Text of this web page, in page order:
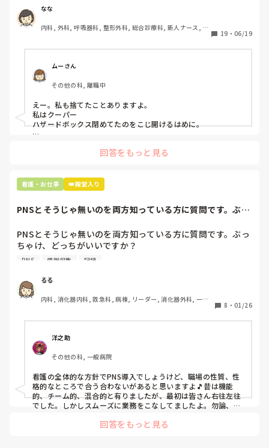
ゴミと一緒に、ノリで鑷子達を捨てました。。
患者に使用した物品は使い捨て、という認識が頭の中にあっ
て…。
プリセプターに
「普通鑷子捨てる！？明らかに使い捨てて良いような安物じ
ゃないよね？」
「そんなミスした新人、あなたが初めてだよ」
と言われました。。
たしかに、よくよく考えてみれば
手術室で使った物品も全部滅菌して使いまわすし、
なんで頭回らなかったんだろう😭
市長さんは、
患者さんに迷惑かけたわけじゃないから大丈夫、
自分が情けなくて情けなくて😭
こんなバカな私をせめて笑い飛ばしてください笑
なな
内科, 外科, 呼吸器科, 整形外科, 総合診療科, 新人ナース, 脳
19 ・ 06/19
ムーさん
その他の科, 離職中
えー。私も捨てたことありますよ。
私はクーパー
ハザードボックス閉めてたのをこじ開けるはめに。
に出しちゃったり。(これは問題か💦)
回答をもっと見る
看護・お仕事 👑殿堂入り
PNSとそうじゃ無いのを両方知っている方に質問です。ぶっ
PNSとそうじゃ無いのを両方知っている方に質問です。ぶっ
ちゃけ、どっちがいいですか？
後、PNSを廃止しました。
私は、そのPNSを廃止した病棟からまだPNSをやっている病
棟に9月に異動してきました。
じざるを得ませんでした。
色々な病棟に入院したことのある患者さんも、「(私が異動
する前の病棟の方が)新人が患者から見てもよく動けてた
よ」と言っていました。
現病棟はPNSだけれども、結局は忙しくて、新人の面倒を見
てられず、清潔ケアや単純に点滴を繋げてくるなど、簡単な
仕事しか新人にさせていませんでした。PNSを廃止した病棟
では、イベントは必ずと言っていいほど新人に担当させて、
ることがどんどん増えていったと思っています。
PNS 情報収集 記録
るる
内科, 消化器内科, 救急科, 病棟, リーダー, 消化器外科, 一般
8 ・ 01/26
洋之助
その他の科, 一般病院
看護の全体的な方針でPNS導入でしょうけど、職場の性質、性
格的なところで合う合わないがあると思いますよ🎵昔は機能
的、チーム的、混合的と有りましたが、最初は皆さん右往左往
でした。しかしスムーズに業務をこなしてましたよ。勿論、指
と意見交換を行うべきと思いますよ🎵それに人手が足りないの
回答をもっと見る